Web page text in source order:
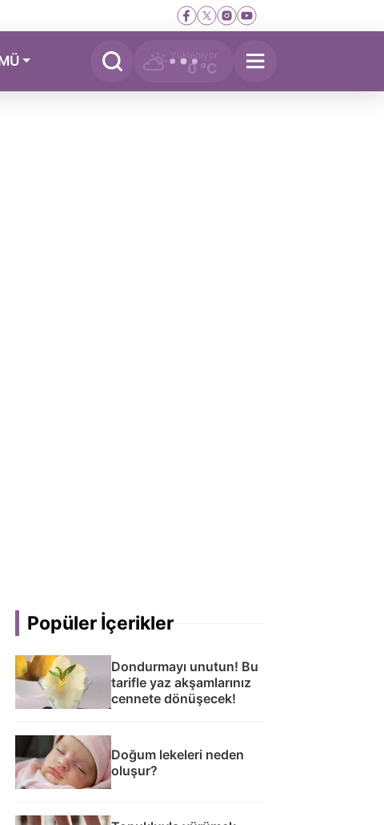
Yükleniyor
0 °C
Popüler İçerikler
Dondurmayı unutun! Bu
tarifle yaz akşamlarınız
cennete dönüşecek!
Doğum lekeleri neden
oluşur?